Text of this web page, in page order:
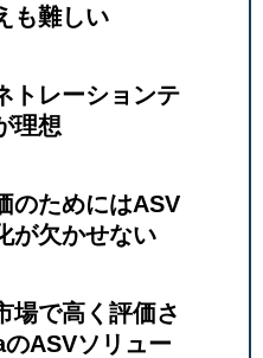
も難しい
トレーションテ
理想
のためにはASV
が欠かせない
場で高く評価さ
ASVソリュー